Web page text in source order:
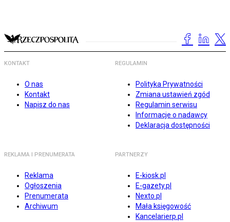
KONTAKT
O nas
Kontakt
Napisz do nas
REGULAMIN
Polityka Prywatności
Zmiana ustawień zgód
Regulamin serwisu
Informacje o nadawcy
Deklaracja dostępności
REKLAMA I PRENUMERATA
Reklama
Ogłoszenia
Prenumerata
Archiwum
PARTNERZY
E-kiosk.pl
E-gazety.pl
Nexto.pl
Mała księgowość
Kancelarierp.pl